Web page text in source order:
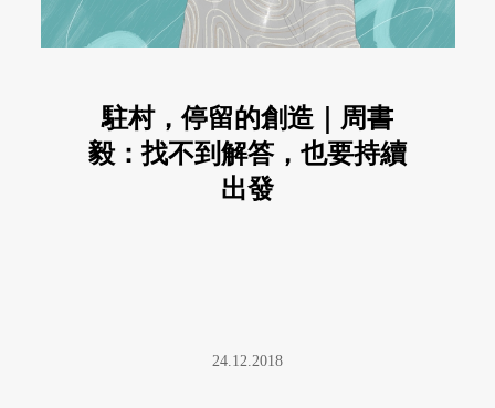
駐村，停留的創造｜周書
毅：找不到解答，也要持續
出發
24.12.2018